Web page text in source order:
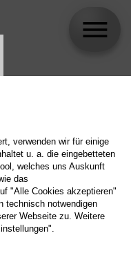
verwenden wir für einige
u. a. die eingebetteten
welches uns Auskunft
das
"Alle Cookies akzeptieren"
technisch notwendigen
Webseite zu. Weitere